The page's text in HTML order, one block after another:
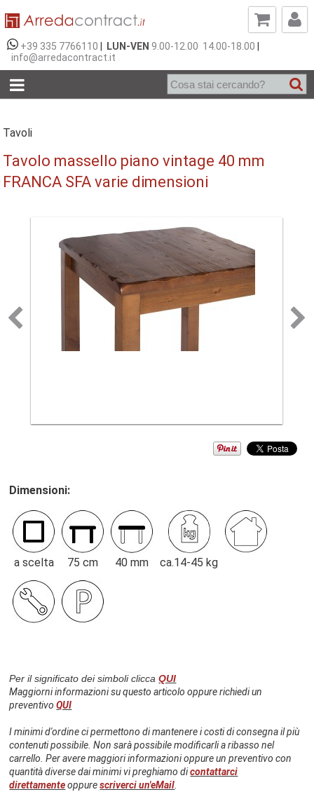
+39 335 7766110 LUN-VEN 9.00-12.00 14.00-18.00
info@arredacontract.it
Tavoli
Tavolo massello piano vintage 40 mm
FRANCA SFA varie dimensioni
Dimensioni:
a scelta 75 cm 40 mm ca.14-45 kg
Per il significato dei simboli cliccaQUI
Maggiorni informazioni su questo articolo oppure richiedi un
preventivoQUI
I minimi d'ordine ci permettono di mantenere i costi di consegna il più
contenuti possibile. Non sarà possibile modificarli a ribasso nel
carrello. Per avere maggiori informazioni oppure un preventivo con
quantità diverse dai minimi vi preghiamo dicontattarci
direttamenteoppurescriverci un'eMail